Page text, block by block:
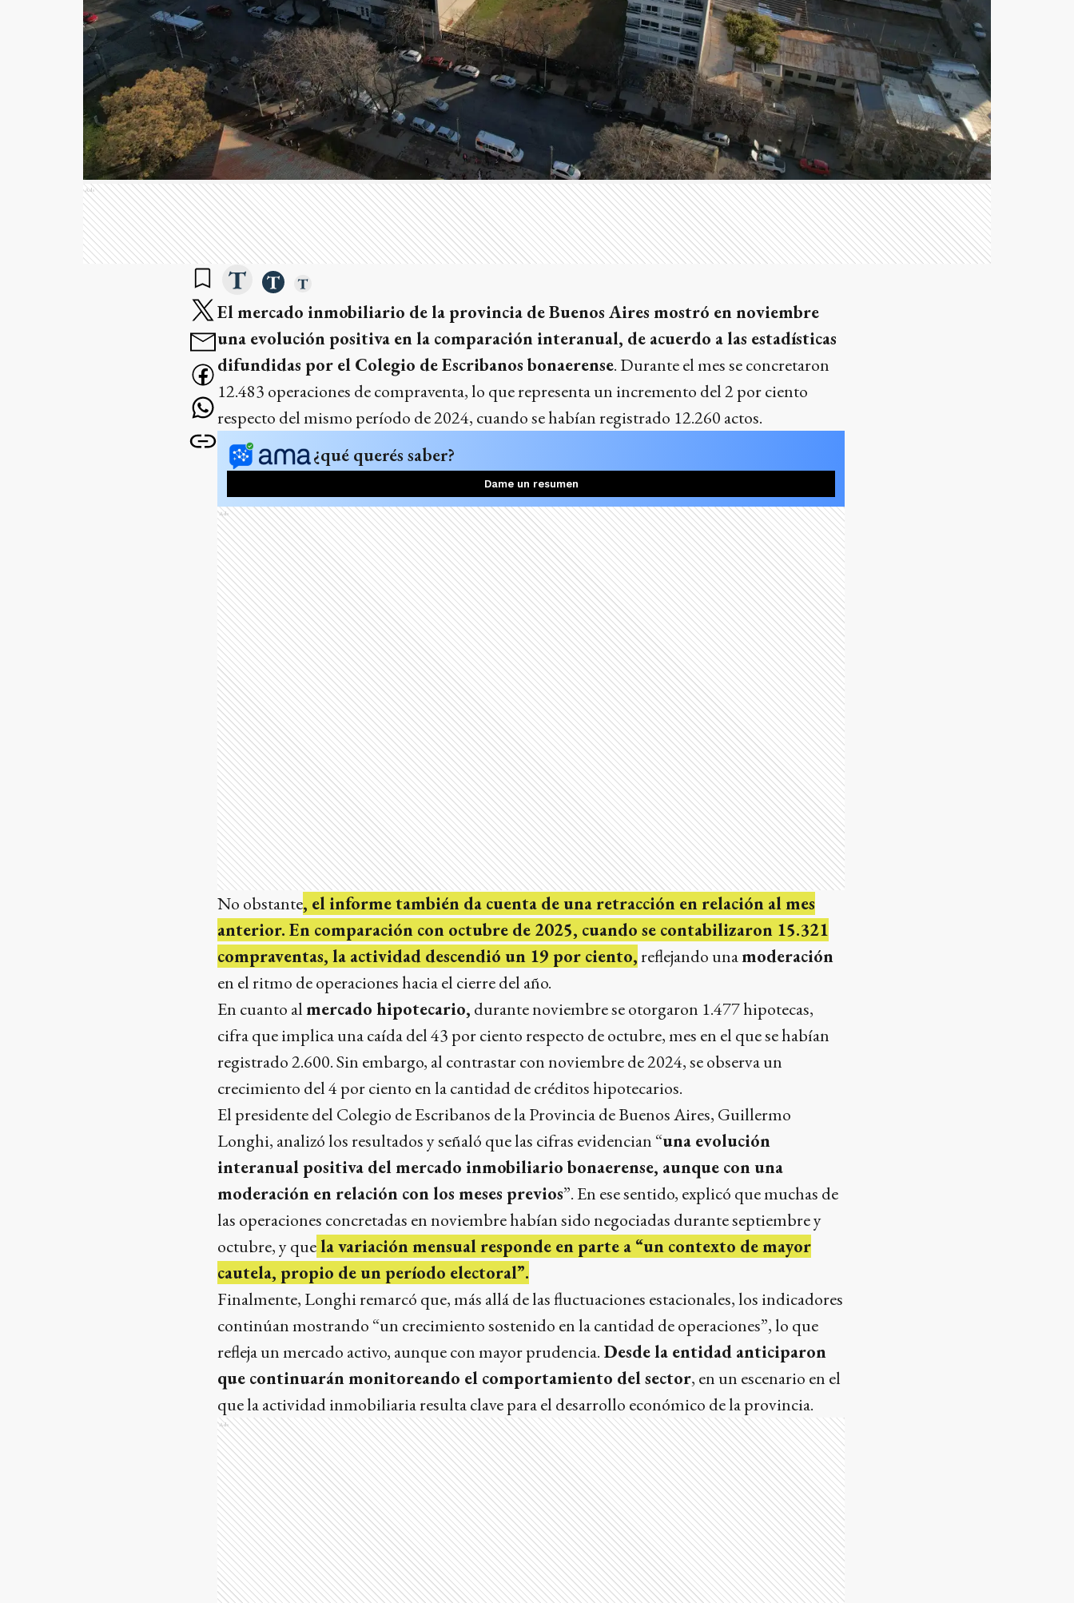
Ads
El mercado inmobiliario de la provincia de Buenos Aires mostró en noviembre
una evolución positiva en la comparación interanual, de acuerdo a las estadísticas
difundidas por el Colegio de Escribanos bonaerense. Durante el mes se concretaron
12.483 operaciones de compraventa, lo que representa un incremento del 2 por ciento
respecto del mismo período de 2024, cuando se habían registrado 12.260 actos.
¿qué querés saber?
Dame un resumen
Ads
No obstante, el informe también da cuenta de una retracción en relación al mes
anterior. En comparación con octubre de 2025, cuando se contabilizaron 15.321
compraventas, la actividad descendió un 19 por ciento,reflejando unamoderación
en el ritmo de operaciones hacia el cierre del año.
En cuanto almercado hipotecario, durante noviembre se otorgaron 1.477 hipotecas,
cifra que implica una caída del 43 por ciento respecto de octubre, mes en el que se habían
registrado 2.600. Sin embargo, al contrastar con noviembre de 2024, se observa un
crecimiento del 4 por ciento en la cantidad de créditos hipotecarios.
El presidente del Colegio de Escribanos de la Provincia de Buenos Aires, Guillermo
Longhi, analizó los resultados y señaló que las cifras evidencian “una evolución
interanual positiva del mercado inmobiliario bonaerense, aunque con una
moderación en relación con los meses previos”. En ese sentido, explicó que muchas de
las operaciones concretadas en noviembre habían sido negociadas durante septiembre y
octubre, y quela variación mensual responde en parte a “un contexto de mayor
cautela, propio de un período electoral”.
Finalmente, Longhi remarcó que, más allá de las fluctuaciones estacionales, los indicadores
continúan mostrando “un crecimiento sostenido en la cantidad de operaciones”, lo que
refleja un mercado activo, aunque con mayor prudencia. Desde la entidad anticiparon
que continuarán monitoreando el comportamiento del sector, en un escenario en el
que la actividad inmobiliaria resulta clave para el desarrollo económico de la provincia.
Ads